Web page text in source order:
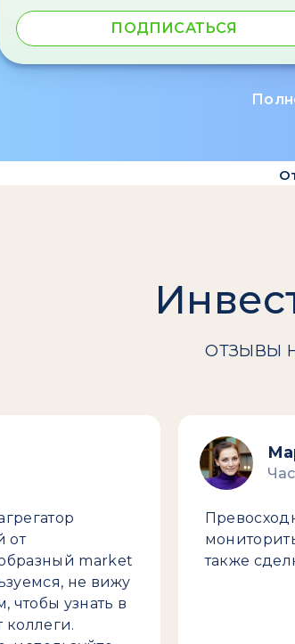
ПОДПИСАТЬСЯ
ОТЗЫВЫ
от
market
не вижу
чтобы узнать в
коллеги.
также